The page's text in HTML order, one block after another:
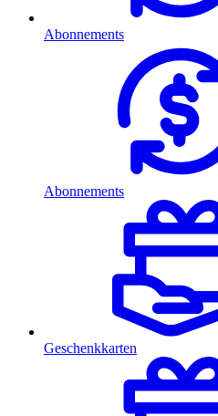
Abonnements
Abonnements
Geschenkkarten